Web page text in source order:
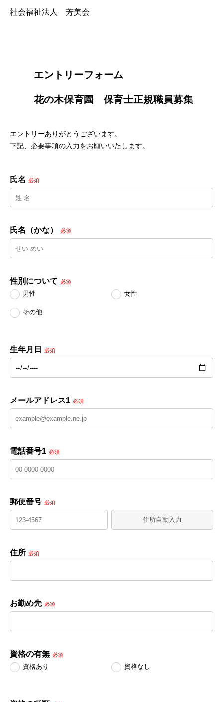
社会福祉法人 芳美会
        エントリーフォーム
エントリーありがとうございます。
下記、必要事項の入力をお願いいたします。
氏名 必須
氏名（かな） 必須
性別について 必須
男性 女性
その他
生年月日 必須
メールアドレス1 必須
電話番号1 必須
郵便番号 必須
住所自動入力
住所 必須
お勤め先 必須
資格の有無 必須
資格あり 資格なし